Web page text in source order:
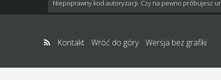
Niepoprawny kod autoryzacji. Czy na pewno próbujesz
Kontakt Wróć do góry Wersja bez grafiki